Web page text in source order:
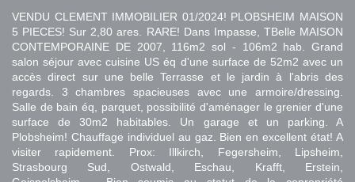
VENDU CLEMENT IMMOBILIER 01/2024! PLOBSHEIM MAISON
5 PIECES! Sur 2,80 ares. RARE! Dans Impasse, TBelle MAISON
CONTEMPORAINE DE 2007, 116m2 sol - 106m2 hab. Grand
salon séjour avec cuisine US éq d'une surface de 52m2 avec un
accès direct sur une belle Terrasse et le jardin à l'abris des
regards. 3 chambres spacieuses avec une armoire/dressing.
Salle de bain éq, parquet, possibilité d'aménager le grenier d'une
surface de 30m2 habitables. Un garage et un parking. A
Plobsheim! Chauffage individuel au gaz. Bien en excellent état! A
visiter rapidement. Prox: Illkirch, Fegersheim, Lipsheim,
Strasbourg Sud, Ostwald, Eschau, Krafft, Erstein,